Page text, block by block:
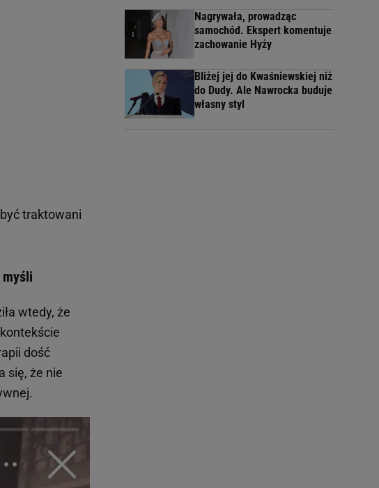
traktowani
wtedy, że
dość
się, że nie
Nagrywała, prowadząc
samochód. Ekspert komentuje
zachowanie Hyży
Bliżej jej do Kwaśniewskiej niż
do Dudy. Ale Nawrocka buduje
własny styl